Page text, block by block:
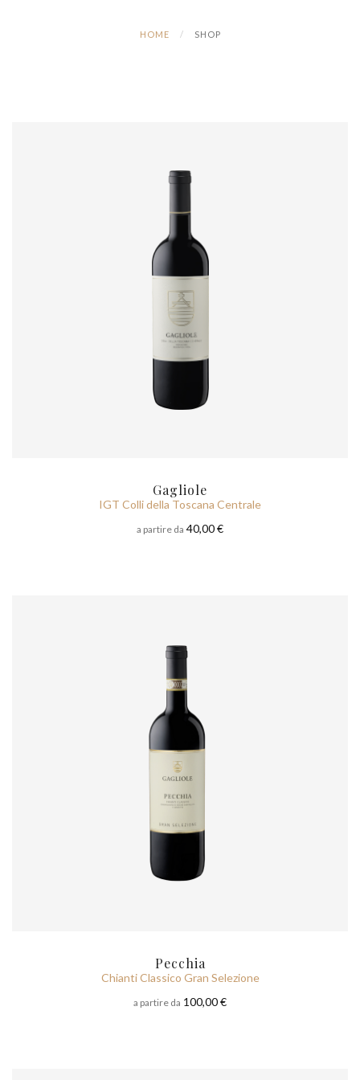
HOME SHOP
Gagliole
IGT Colli della Toscana Centrale
a partire da 40,00 €
Pecchia
Chianti Classico Gran Selezione
a partire da 100,00 €